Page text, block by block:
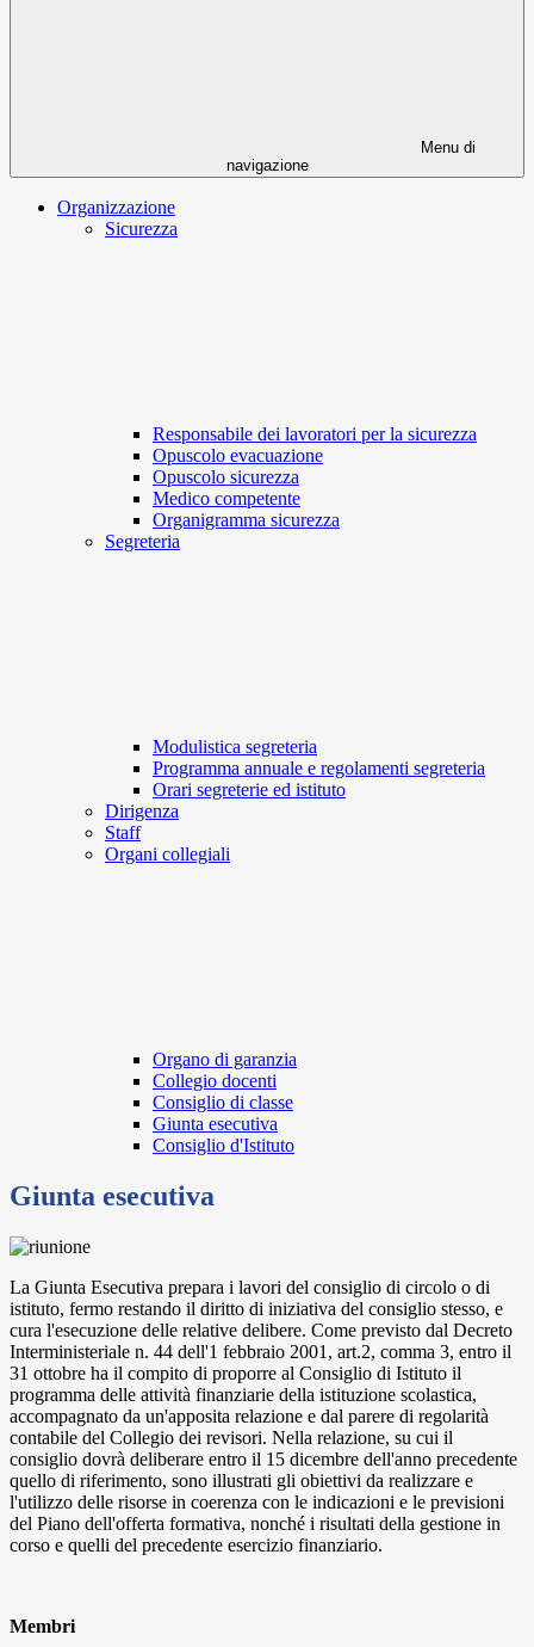
Menu di
navigazione
Organizzazione
Sicurezza
Responsabile dei lavoratori per la sicurezza
Opuscolo evacuazione
Opuscolo sicurezza
Medico competente
Organigramma sicurezza
Segreteria
Modulistica segreteria
Programma annuale e regolamenti segreteria
Orari segreterie ed istituto
Dirigenza
Staff
Organi collegiali
Organo di garanzia
Collegio docenti
Consiglio di classe
Giunta esecutiva
Consiglio d'Istituto
Giunta esecutiva
La Giunta Esecutiva prepara i lavori del consiglio di circolo o di
istituto, fermo restando il diritto di iniziativa del consiglio stesso, e
cura l'esecuzione delle relative delibere. Come previsto dal Decreto
Interministeriale n. 44 dell'1 febbraio 2001, art.2, comma 3, entro il
31 ottobre ha il compito di proporre al Consiglio di Istituto il
programma delle attività finanziarie della istituzione scolastica,
accompagnato da un'apposita relazione e dal parere di regolarità
contabile del Collegio dei revisori. Nella relazione, su cui il
consiglio dovrà deliberare entro il 15 dicembre dell'anno precedente
quello di riferimento, sono illustrati gli obiettivi da realizzare e
l'utilizzo delle risorse in coerenza con le indicazioni e le previsioni
del Piano dell'offerta formativa, nonché i risultati della gestione in
corso e quelli del precedente esercizio finanziario.
Membri